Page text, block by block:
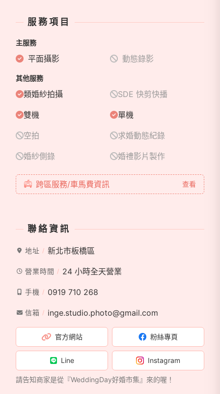
服務項目
主服務
平面攝影 動態錄影
其他服務
類婚紗拍攝 SDE 快剪快播
雙機 單機
空拍 求婚動態紀錄
婚紗側錄 婚禮影片製作
跨區服務/車馬費資訊 查看
聯絡資訊
地址 新北市板橋區
營業時間 24 小時全天營業
手機 0919 710 268
信箱 inge.studio.photo@gmail.com
官方網站 粉絲專頁
Line Instagram
請告知商家是從『WeddingDay好婚市集』來的喔！